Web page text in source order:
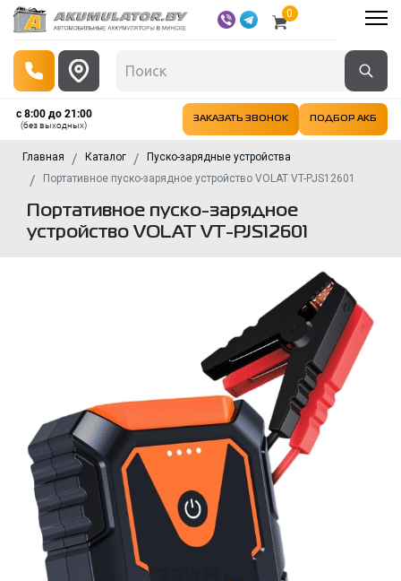
0
с 8:00 до 21:00
(без выходных)
ЗАКАЗАТЬ ЗВОНОК ПОДБОР АКБ
Главная Каталог
Пуско-зарядные устройства
Портативное пуско-зарядное устройство VOLAT VT-PJS12601
Портативное пуско-зарядное
устройство VOLAT VT-PJS12601